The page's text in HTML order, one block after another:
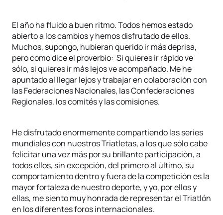
El año ha fluido a buen ritmo. Todos hemos estado
abierto a los cambios y hemos disfrutado de ellos.
Muchos, supongo, hubieran querido ir más deprisa,
pero como dice el proverbio: Si quieres ir rápido ve
sólo, si quieres ir más lejos ve acompañado. Me he
apuntado al llegar lejos y trabajar en colaboración con
las Federaciones Nacionales, las Confederaciones
Regionales, los comités y las comisiones.
He disfrutado enormemente compartiendo las series
mundiales con nuestros Triatletas, a los que sólo cabe
felicitar una vez más por su brillante participación, a
todos ellos, sin excepción, del primero al último, su
comportamiento dentro y fuera de la competición es la
mayor fortaleza de nuestro deporte, y yo, por ellos y
ellas, me siento muy honrada de representar el Triatlón
en los diferentes foros internacionales.